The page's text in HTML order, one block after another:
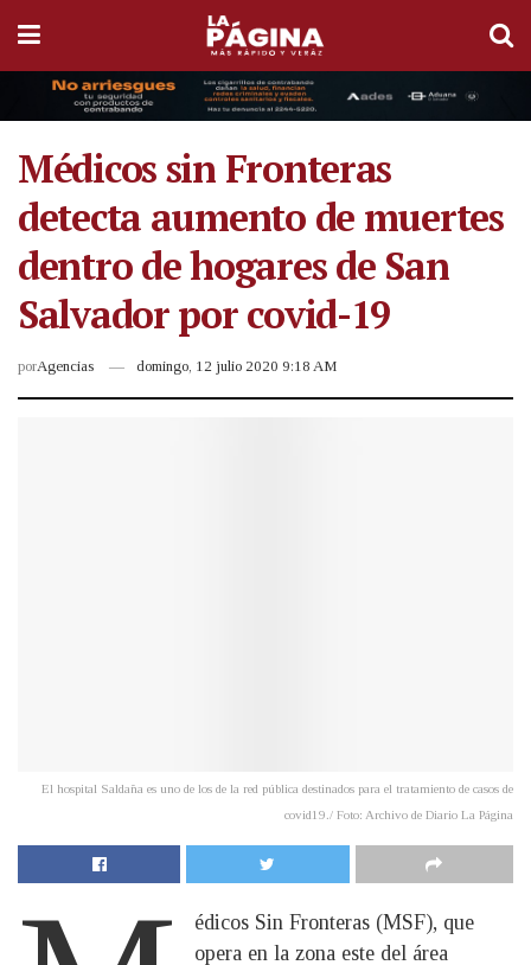
Médicos sin Fronteras
detecta aumento de muertes
dentro de hogares de San
Salvador por covid-19
porAgencias domingo, 12 julio 2020 9:18 AM
El hospital Saldaña es uno de los de la red pública destinados para el tratamiento de casos de
covid19./ Foto: Archivo de Diario La Página
édicos Sin Fronteras (MSF), que
opera en la zona este del área